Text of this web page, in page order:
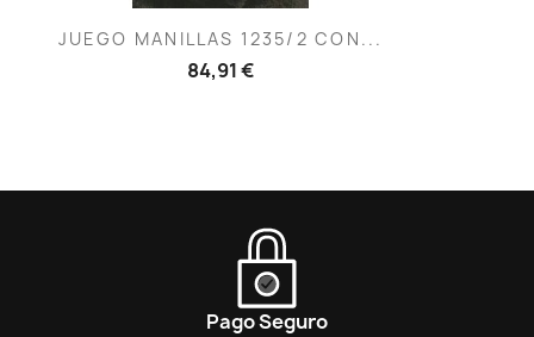
Vista rápida
JUEGO MANILLAS 1235/2 CON...
84,91 €
Pago Seguro